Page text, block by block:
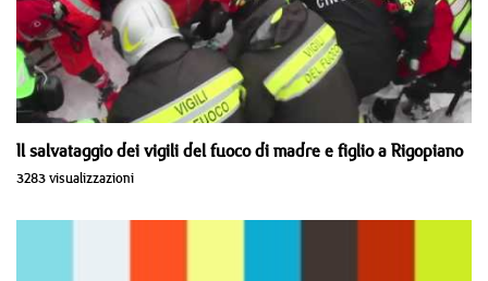
Il salvataggio dei vigili del fuoco di madre e figlio a Rigopiano
3283 visualizzazioni